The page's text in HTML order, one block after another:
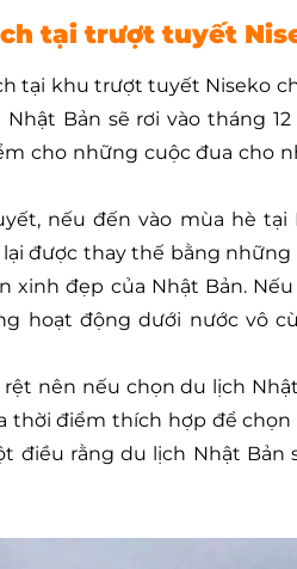
tại trượt tuyết
tại khu trượt tuyết Niseko
Bản sẽ rơi vào tháng
cho những cuộc đua cho
nếu đến vào mùa hè tại
được thay thế bằng những
đẹp của Nhật Bản.
hoạt động dưới nước vô
nên nếu chọn du lịch
thời điểm thích hợp để
điều rằng du lịch Nhật Bản